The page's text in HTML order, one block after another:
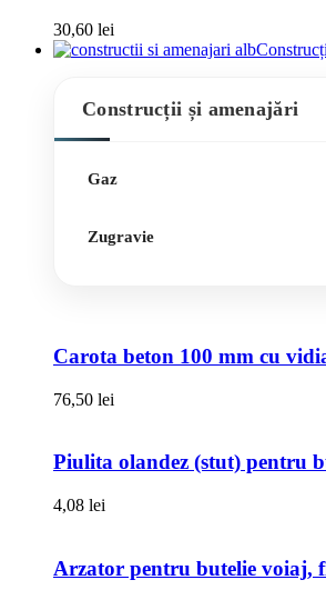
30,60 lei
Construcții și amenajări
Gaz
Zugravie
Carota beton 100 mm cu
76,50 lei
Piulita olandez (stut) pentru
4,08 lei
Arzator pentru butelie voiaj,